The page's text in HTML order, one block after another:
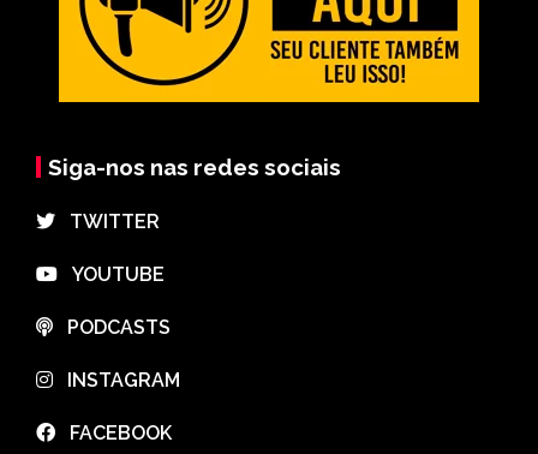
Siga-nos nas redes sociais
⠀TWITTER
⠀YOUTUBE
⠀PODCASTS
⠀INSTAGRAM
⠀FACEBOOK